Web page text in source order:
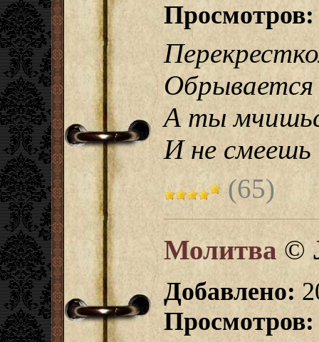
Просмотров:
А ты
И не смеешь
(65)
Молитва ©
Добавлено:
Просмотров: